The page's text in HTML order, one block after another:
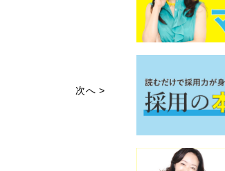
次へ >